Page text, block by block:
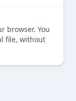
browser. You
file, without